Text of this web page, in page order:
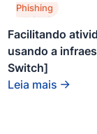
Este é
um texto
dentro
de um
bloco
div.
Phishing
Facilitando
usando a
Switch]
Leia mais